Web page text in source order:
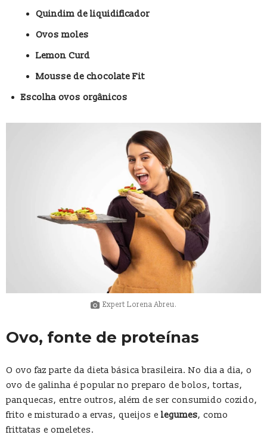
Quindim de liquidificador
Ovos moles
Lemon Curd
Mousse de chocolate Fit
Escolha ovos orgânicos
Expert Lorena Abreu.
Ovo, fonte de proteínas
O ovo faz parte da dieta básica brasileira. No dia a dia, o
ovo de galinha é popular no preparo de bolos, tortas,
panquecas, entre outros, além de ser consumido cozido,
frito e misturado a ervas, queijos e legumes, como
frittatas e omeletes.